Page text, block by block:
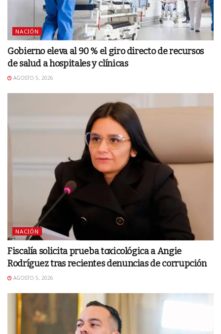
NACIÓN
Gobierno eleva al 90 % el giro directo de recursos
de salud a hospitales y clínicas
AGOSTO 5, 2026
NACIÓN
Fiscalía solicita prueba toxicológica a Angie
Rodríguez tras recientes denuncias de corrupción
AGOSTO 5, 2026